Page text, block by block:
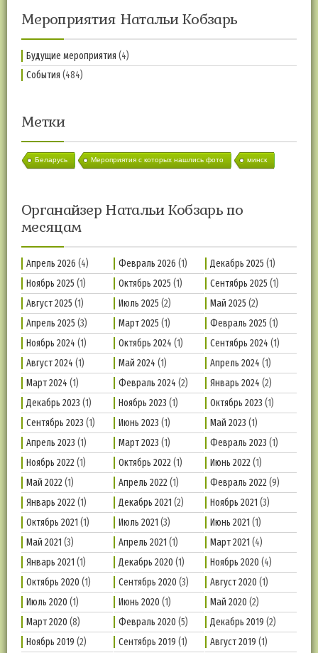
Мероприятия Натальи Кобзарь
Будущие мероприятия (4)
События (484)
Метки
Беларусь Мероприятия с которых нашлись фото минск
Органайзер Натальи Кобзарь по
месяцам
Апрель 2026 (4) Февраль 2026 (1) Декабрь 2025 (1)
Ноябрь 2025 (1) Октябрь 2025 (1) Сентябрь 2025 (1)
Август 2025 (1) Июль 2025 (2) Май 2025 (2)
Апрель 2025 (3) Март 2025 (1) Февраль 2025 (1)
Ноябрь 2024 (1) Октябрь 2024 (1) Сентябрь 2024 (1)
Август 2024 (1) Май 2024 (1) Апрель 2024 (1)
Март 2024 (1) Февраль 2024 (2) Январь 2024 (2)
Декабрь 2023 (1) Ноябрь 2023 (1) Октябрь 2023 (1)
Сентябрь 2023 (1) Июнь 2023 (1) Май 2023 (1)
Апрель 2023 (1) Март 2023 (1) Февраль 2023 (1)
Ноябрь 2022(1) Октябрь 2022(1) Июнь 2022(1)
Май 2022(1) Апрель 2022(1) Февраль 2022(9)
Январь 2022(1) Декабрь 2021 (2) Ноябрь 2021 (3)
Октябрь 2021 (1) Июль 2021 (3) Июнь 2021 (1)
Май 2021 (3) Апрель 2021 (1) Март 2021 (4)
Январь 2021 (1) Декабрь 2020 (1) Ноябрь 2020 (4)
Октябрь 2020 (1) Сентябрь 2020 (3) Август 2020 (1)
Июль 2020 (1) Июнь 2020 (1) Май 2020 (2)
Март 2020 (8) Февраль 2020 (5) Декабрь 2019 (2)
Ноябрь 2019 (2) Сентябрь 2019 (1) Август 2019 (1)